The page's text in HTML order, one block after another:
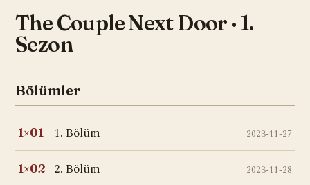
The Couple Next Door · 1.
Sezon
Bölümler
1×01 1. Bölüm 2023-11-27
1×02 2. Bölüm 2023-11-28